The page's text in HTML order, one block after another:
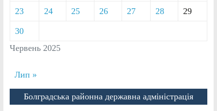
Червень 2025
23 24 25 26 27 28 29
30
Лип »
Болградська районна державна адміністрація